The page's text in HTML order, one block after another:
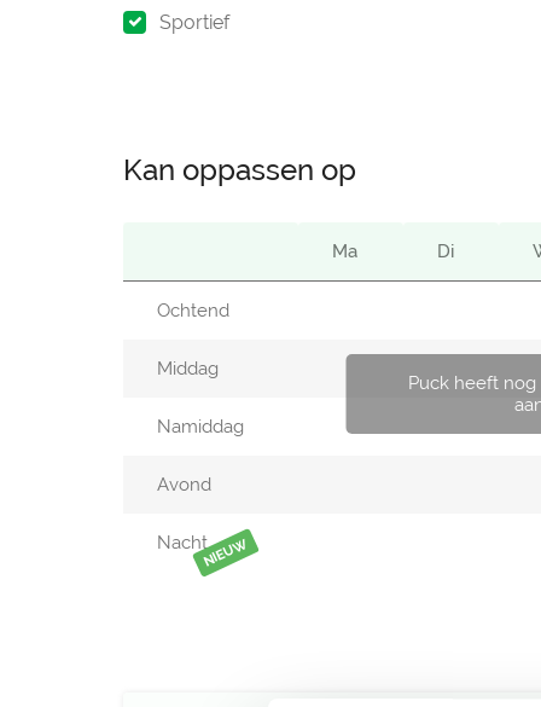
Sportief
Kan oppassen op
Puck heeft
Ma Di
Ochtend
Middag
Namiddag
Avond
NachtNIEUW